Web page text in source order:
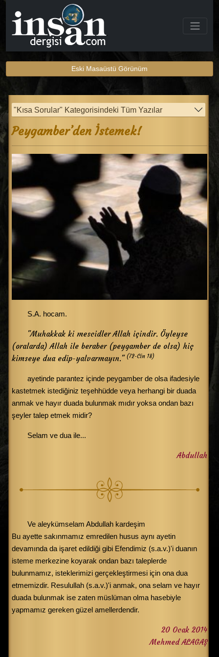
Eski Masaüstü Görünüm
"Kısa Sorular" Kategorisindeki Tüm Yazılar
Peygamber’den İstemek!
S.A. hocam.
"Muhakkak ki mescidler Allah içindir. Öyleyse
(oralarda) Allah ile beraber (peygamber de olsa) hiç
kimseye dua edip-yalvarmayın." (72-Cin 18)
ayetinde parantez içinde peygamber de olsa ifadesiyle
kastetmek istediğiniz teşehhüdde veya herhangi bir duada
anmak ve hayır duada bulunmak mıdır yoksa ondan bazı
şeyler talep etmek midir?
Selam ve dua ile...
Abdullah
Ve aleykümselam Abdullah kardeşim
Bu ayette sakınmamız emredilen husus aynı ayetin
devamında da işaret edildiği gibi Efendimiz (s.a.v.)'i duanın
isteme merkezine koyarak ondan bazı taleplerde
bulunmamız, isteklerimizi gerçekleştirmesi için ona dua
etmemizdir. Resulullah (s.a.v.)'i anmak, ona selam ve hayır
duada bulunmak ise zaten müslüman olma hasebiyle
yapmamız gereken güzel amellerdendir.
20 Ocak 2014
Mehmed ALAGAŞ